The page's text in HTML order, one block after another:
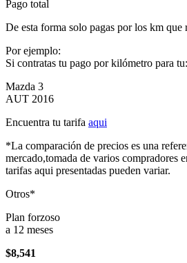
Pago total
De esta forma solo pagas por los km que
Por ejemplo:
Si contratas tu pago por kilómetro para tu:
Mazda 3
AUT 2016
Encuentra tu tarifa aqui
*La comparación de precios es una
mercado,tomada de varios compradores
tarifas aqui presentadas pueden variar.
Otros*
Plan forzoso
a 12 meses
$8,541